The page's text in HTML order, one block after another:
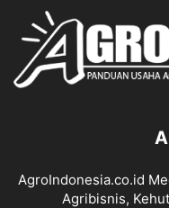
AgroIndonesia.co.id
Agribisnis,